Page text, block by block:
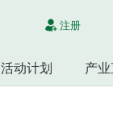
注册
活动计划 产